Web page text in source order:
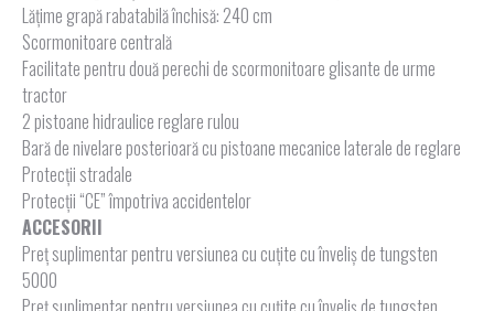
Lăţime grapă rabatabilă închisă: 240 cm
Scormonitoare centrală
Facilitate pentru două perechi de scormonitoare glisante de urme
tractor
2 pistoane hidraulice reglare rulou
Bară de nivelare posterioară cu pistoane mecanice laterale de reglare
Protecţii stradale
Protecţii “CE” împotriva accidentelor
ACCESORII
Preț suplimentar pentru versiunea cu cuțite cu înveliș de tungsten
5000